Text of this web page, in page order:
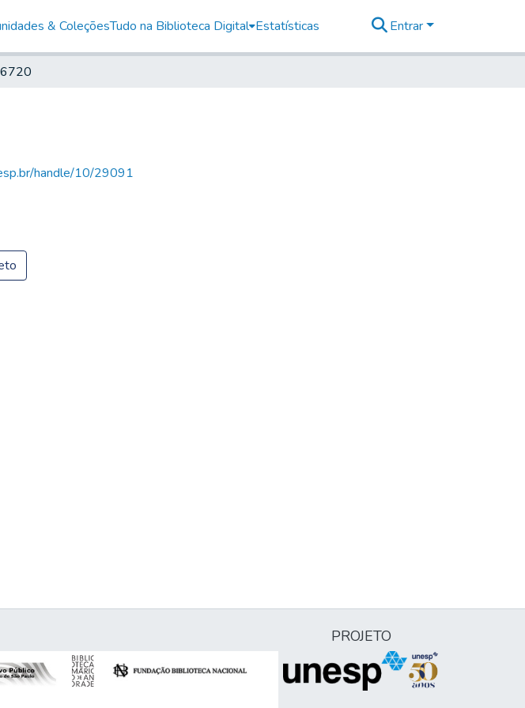
& ColeçõesTudo na Biblioteca Digital Estatísticas Entrar
handle/10/29091
PROJETO